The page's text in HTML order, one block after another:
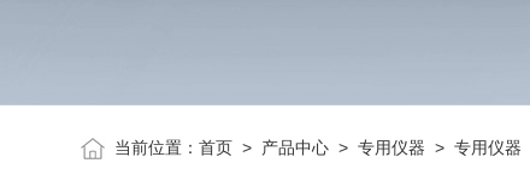
当前位置：首页 > 产品中心 >专用仪器 >专用仪器